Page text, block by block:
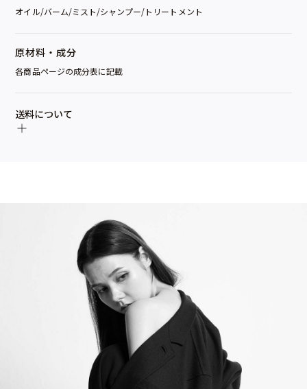
オイル/バーム/ミスト/シャンプー/トリートメント
原材料・成分
各商品ページの成分表に記載
送料について